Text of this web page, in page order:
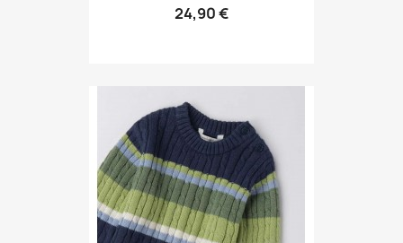
24,90 €